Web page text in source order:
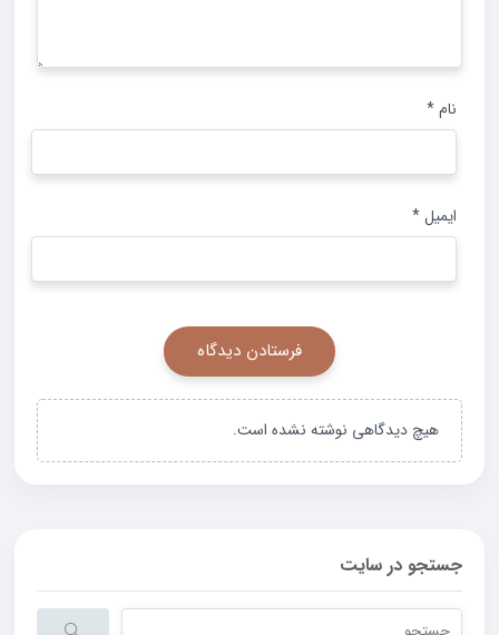
نام*
ایمیل*
هیچ دیدگاهی نوشته نشده است.
جستجو در سایت